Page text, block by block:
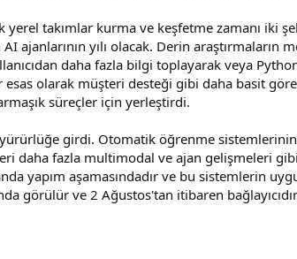
takımlar kurma ve keşfetme zamanı iki
yılı olacak. Derin araştırmaların
daha fazla bilgi toplayarak veya
olarak müşteri desteği gibi daha basit
süreçler için yerleştirdi.
girdi. Otomatik öğrenme
daha fazla multimodal ve ajan gelişmeleri
yapım aşamasındadır ve bu sistemlerin
görülür ve 2 Ağustos'tan itibaren